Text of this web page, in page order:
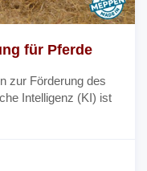
für Pferde
zur Förderung des
Intelligenz (KI) ist